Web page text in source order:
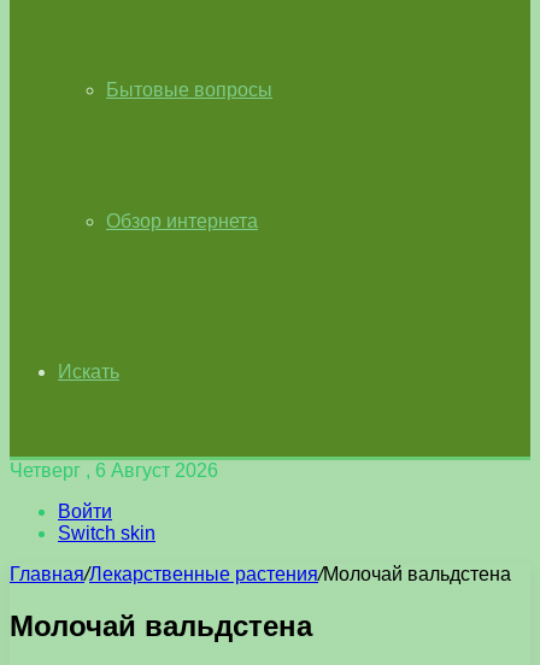
Бытовые вопросы
Обзор интернета
Искать
Четверг , 6 Август 2026
Войти
Switch skin
Главная/Лекарственные растения/Молочай вальдстена
Молочай вальдстена